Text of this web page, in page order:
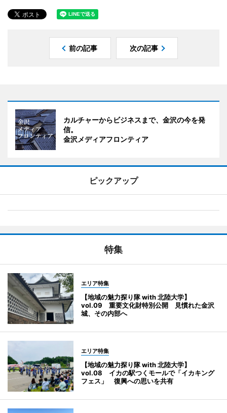
前の記事 次の記事
カルチャーからビジネスまで、金沢の今を発
信。
金沢メディアフロンティア
ピックアップ
特集
エリア特集
【地域の魅力探り隊 with 北陸大学】
vol.09 重要文化財特別公開 見慣れた金沢
城、その内部へ
エリア特集
【地域の魅力探り隊 with 北陸大学】
vol.08 イカの駅つくモールで「イカキング
フェス」 復興への思いを共有